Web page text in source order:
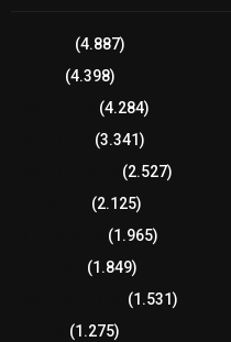
(4.887)
(4.398)
(4.284)
(3.341)
(2.527)
(2.125)
(1.965)
(1.849)
(1.531)
(1.275)